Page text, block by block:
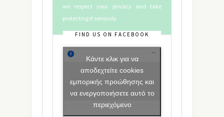
we respect your privacy and take
protecting it seriously
FIND US ON FACEBOOK
Κάντε κλικ για να
αποδεχτείτε cookies
εμπορικής προώθησης και
να ενεργοποιήσετε αυτό το
περιεχόμενο